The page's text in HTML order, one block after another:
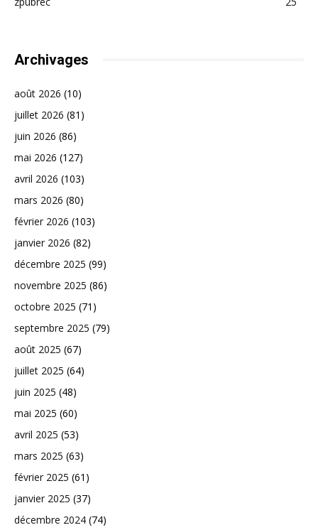
Archivages
août 2026 (10)
juillet 2026 (81)
juin 2026 (86)
mai 2026 (127)
avril 2026 (103)
mars 2026 (80)
février 2026 (103)
janvier 2026 (82)
décembre 2025 (99)
novembre 2025 (86)
octobre 2025 (71)
septembre 2025 (79)
août 2025 (67)
juillet 2025 (64)
juin 2025 (48)
mai 2025 (60)
avril 2025 (53)
mars 2025 (63)
février 2025 (61)
janvier 2025 (37)
décembre 2024 (74)